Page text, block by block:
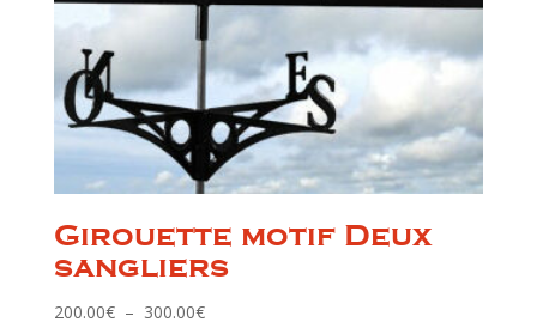
Girouette motif Deux
sangliers
200.00€ – 300.00€Plage